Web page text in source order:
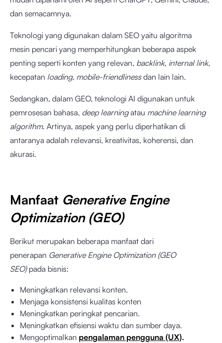
dan semacamnya.
Teknologi yang digunakan dalam SEO yaitu algoritma
mesin pencari yang memperhitungkan beberapa aspek
penting seperti konten yang relevan, backlink, internal link,
kecepatan loading, mobile-friendlinessdan lain lain.
Sedangkan, dalam GEO, teknologi AI digunakan untuk
pemrosesan bahasa, deep learningatau machine learning
algorithm. Artinya, aspek yang perlu diperhatikan di
antaranya adalah relevansi, kreativitas, koherensi, dan
akurasi.
Manfaat Generative Engine
Optimization (GEO)
Berikut merupakan beberapa manfaat dari
penerapan Generative Engine Optimization (GEO
SEO) pada bisnis:
Meningkatkan relevansi konten.
Menjaga konsistensi kualitas konten
Meningkatkan peringkat pencarian.
Meningkatkan efisiensi waktu dan sumber daya.
Mengoptimalkan pengalaman pengguna (UX).